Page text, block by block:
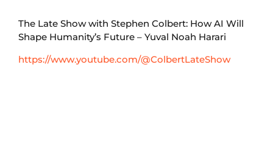
The Late Show with Stephen Colbert: How AI Will
Shape Humanity’s Future – Yuval Noah Harari
https://www.youtube.com/@ColbertLateShow